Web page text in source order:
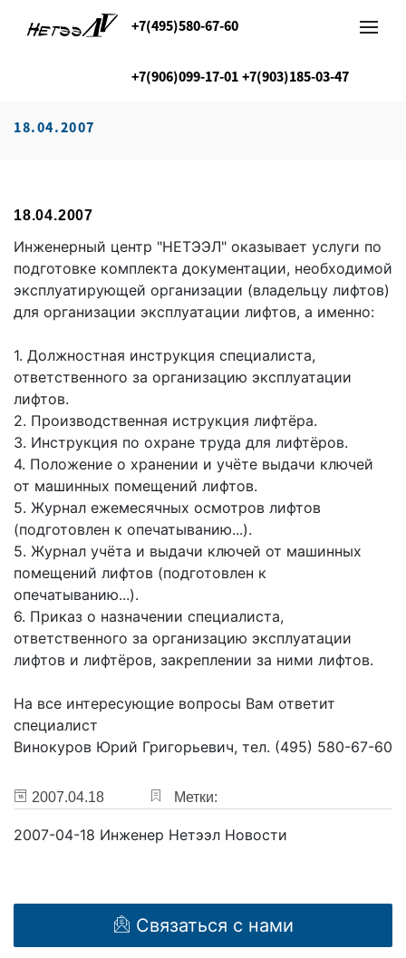
+7(495)580-67-60
+7(906)099-17-01 +7(903)185-03-47
18.04.2007
18.04.2007
Инженерный центр "НЕТЭЭЛ" оказывает услуги по
подготовке комплекта документации, необходимой
эксплуатирующей организации (владельцу лифтов)
для организации эксплуатации лифтов, а именно:
1. Должностная инструкция специалиста,
ответственного за организацию эксплуатации
лифтов.
2. Производственная иструкция лифтёра.
3. Инструкция по охране труда для лифтёров.
4. Положение о хранении и учёте выдачи ключей
от машинных помещений лифтов.
5. Журнал ежемесячных осмотров лифтов
(подготовлен к опечатыванию...).
5. Журнал учёта и выдачи ключей от машинных
помещений лифтов (подготовлен к
опечатыванию...).
6. Приказ о назначении специалиста,
ответственного за организацию эксплуатации
лифтов и лифтёров, закреплении за ними лифтов.
На все интересующие вопросы Вам ответит
специалист
Винокуров Юрий Григорьевич, тел. (495) 580-67-60
2007.04.18 Метки:
2007-04-18 Инженер Нетээл Новости
Связаться с нами